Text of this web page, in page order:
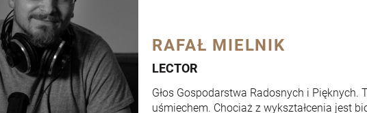
RAFAŁ MIELNIK
LECTOR
Głos Gospodarstwa Radosnych i
uśmiechem. Chociaż z wykształcenia jest